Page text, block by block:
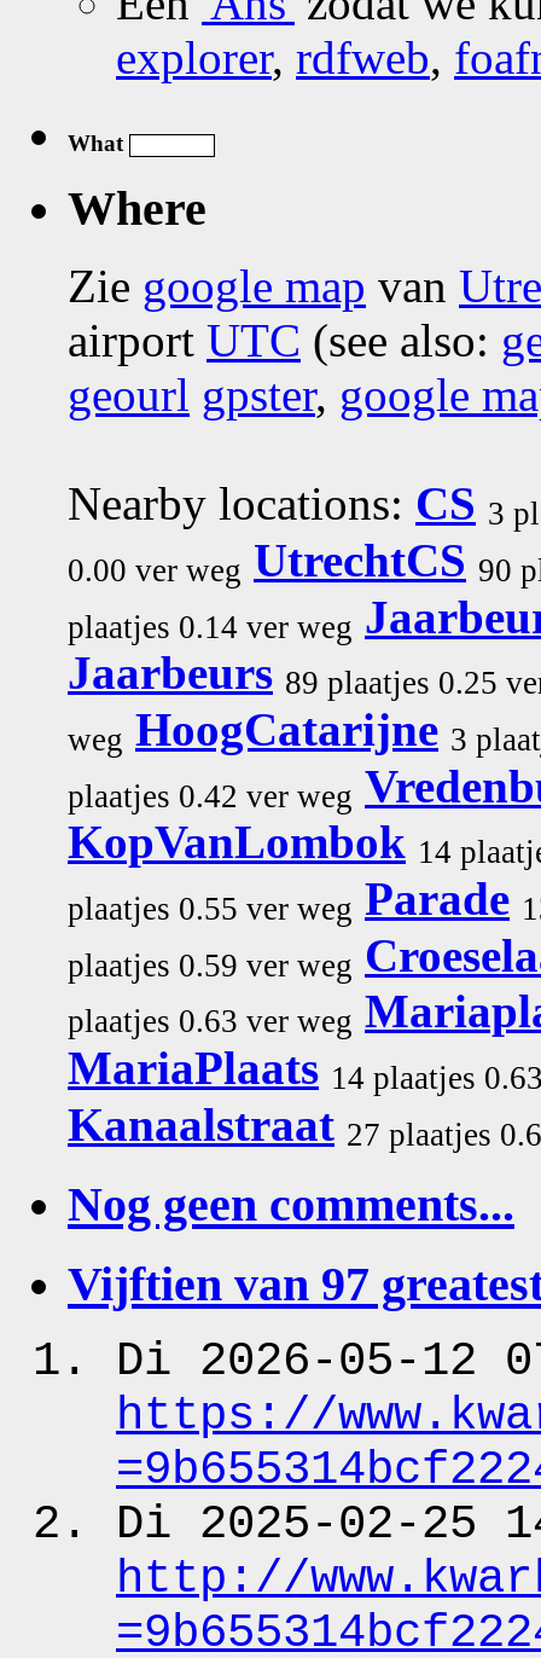
explorer, rdfweb,
What
Where
Zie google map van
airport UTC (see also:
geourl gpster, google
Nearby locations: CS 3
0.00 ver weg UtrechtCS 90
plaatjes 0.14 ver weg
Jaarbeurs 89 plaatjes 0.25
weg HoogCatarijne 3
plaatjes 0.42 ver weg
KopVanLombok 14
plaatjes 0.55 ver weg Parade
plaatjes 0.59 ver weg
plaatjes 0.63 ver weg
MariaPlaats 14 plaatjes
Kanaalstraat 27 plaatjes
Nog geen comments...
Vijftien van 97
Di 2026-05-12
https://
Di 2025-02-25
http://